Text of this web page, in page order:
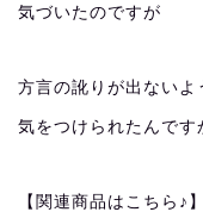
気づいたのですが
方言の訛りが出ないよ
気をつけられたんで
【関連商品はこちら♪】